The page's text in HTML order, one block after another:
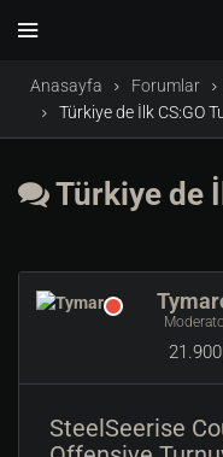
Anasayfa Forumlar
Türkiye de İlk CS:GO
Türkiye de
SteelSeerise